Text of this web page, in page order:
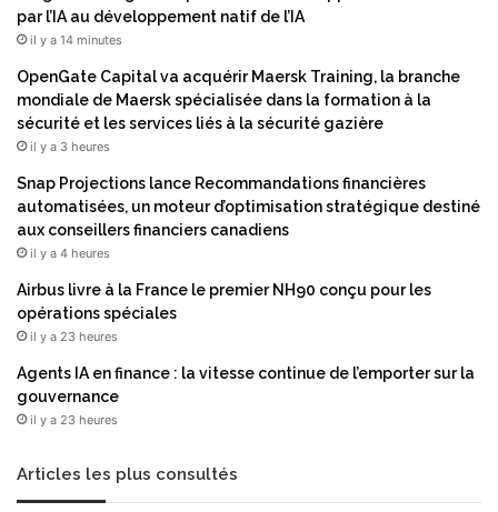
par l’IA au développement natif de l’IA
il y a 14 minutes
OpenGate Capital va acquérir Maersk Training, la branche
mondiale de Maersk spécialisée dans la formation à la
sécurité et les services liés à la sécurité gazière
il y a 3 heures
Snap Projections lance Recommandations financières
automatisées, un moteur d’optimisation stratégique destiné
aux conseillers financiers canadiens
il y a 4 heures
Airbus livre à la France le premier NH90 conçu pour les
opérations spéciales
il y a 23 heures
Agents IA en finance : la vitesse continue de l’emporter sur la
gouvernance
il y a 23 heures
Articles les plus consultés